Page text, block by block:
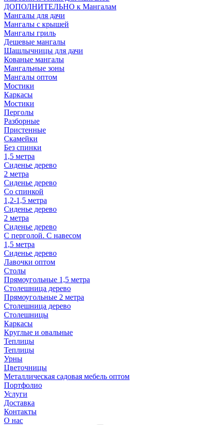
ДОПОЛНИТЕЛЬНО к Мангалам
Мангалы для дачи
Мангалы с крышей
Мангалы гриль
Дешевые мангалы
Шашлычницы для дачи
Кованые мангалы
Мангальные зоны
Мангалы оптом
Мостики
Каркасы
Мостики
Перголы
Разборные
Пристенные
Скамейки
Без спинки
1,5 метра
Сиденье дерево
2 метра
Сиденье дерево
Со спинкой
1,2-1,5 метра
Сиденье дерево
2 метра
Сиденье дерево
С перголой. С навесом
1,5 метра
Сиденье дерево
Лавочки оптом
Столы
Прямоугольные 1,5 метра
Столешница дерево
Прямоугольные 2 метра
Столешница дерево
Столешницы
Каркасы
Круглые и овальные
Теплицы
Теплицы
Урны
Цветочницы
Металлическая садовая мебель оптом
Портфолио
Услуги
Доставка
Контакты
О нас